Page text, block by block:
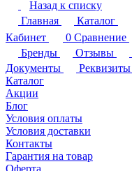
Назад к списку
Главная
Каталог
Кабинет
0 Сравнение
Бренды
Отзывы
Документы
Реквизиты
Каталог
Акции
Блог
Условия оплаты
Условия доставки
Контакты
Гарантия на товар